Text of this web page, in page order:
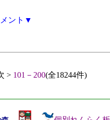
メント▼
> 101－200(全18244件)